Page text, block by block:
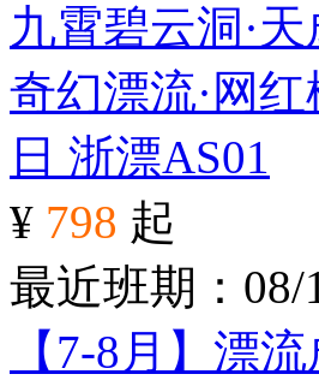
九霄碧云洞·
奇幻漂流·网
日 浙漂AS01
¥ 798 起
最近班期：08/
【7-8月】漂